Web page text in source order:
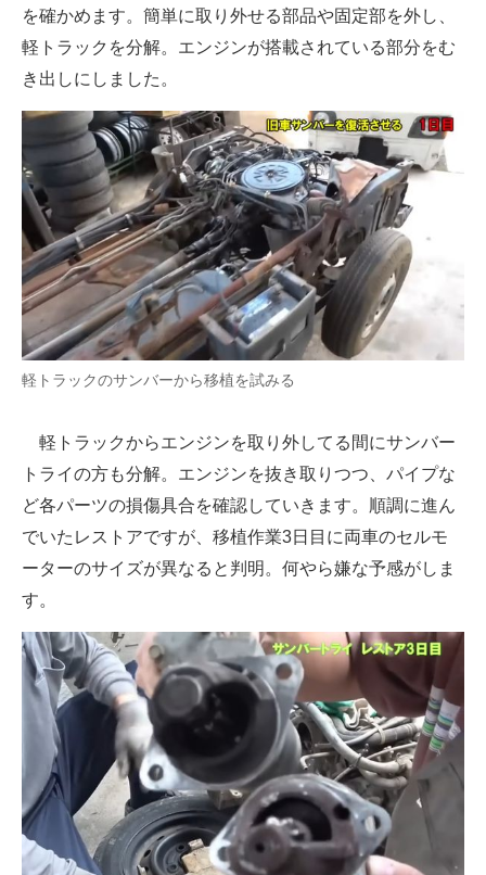
を確かめます。簡単に取り外せる部品や固定部を外し、
軽トラックを分解。エンジンが搭載されている部分をむ
き出しにしました。
軽トラックのサンバーから移植を試みる
軽トラックからエンジンを取り外してる間にサンバー
トライの方も分解。エンジンを抜き取りつつ、パイプな
ど各パーツの損傷具合を確認していきます。順調に進ん
でいたレストアですが、移植作業3日目に両車のセルモ
ーターのサイズが異なると判明。何やら嫌な予感がしま
す。